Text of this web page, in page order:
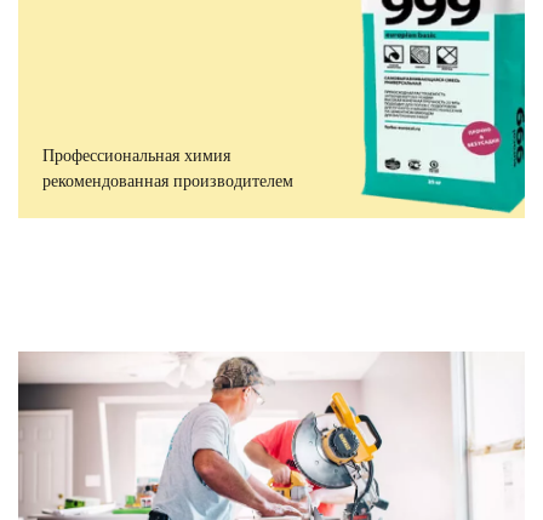
Профессиональная химия
рекомендованная производителем